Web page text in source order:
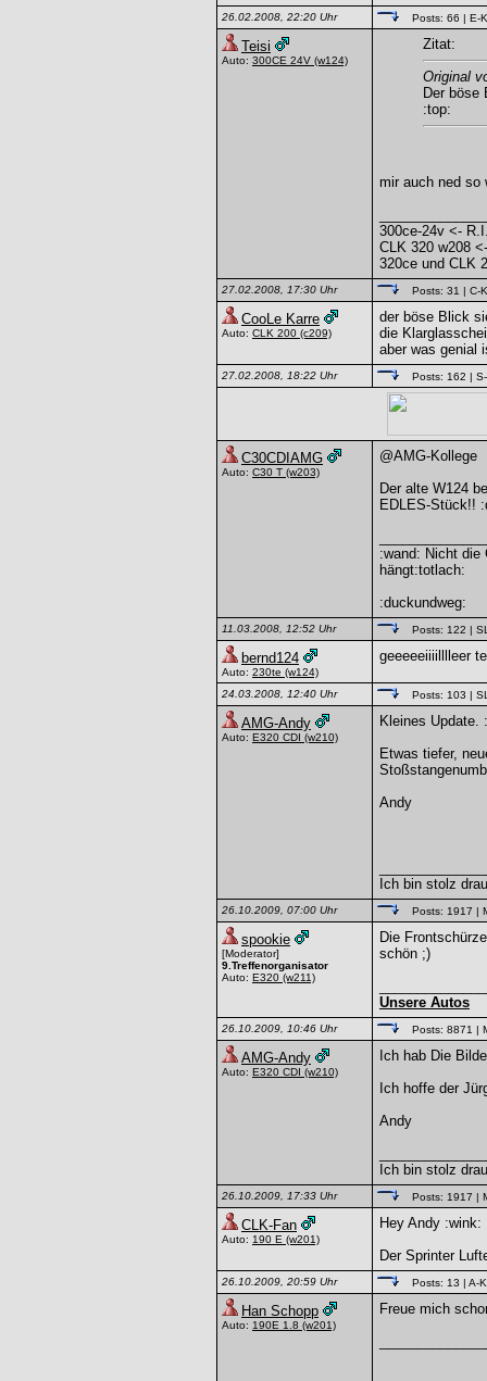
26.02.2008, 22:20 Uhr Posts: 66 | E-
Teisi
Auto: 300CE 24V (w124)
Zitat:
Original
Der böse
:top:
mir auch ned so
300ce-24v <-
CLK 320 w208
320ce und CLK
27.02.2008, 17:30 Uhr Posts: 31 | C-
CooLe Karre
Auto: CLK 200 (c209)
der böse Blick
die
aber was genial
27.02.2008, 18:22 Uhr Posts: 162 |
C30CDIAMG
Auto: C30 T (w203)
@AMG-Kollege
Der alte W124
EDLES-Stück!!
:wand: Nicht die
hängt:totlach:
:duckundweg:
11.03.2008, 12:52 Uhr Posts: 122 |
bernd124
Auto: 230te (w124)
geeeeeiiiilllleer
24.03.2008, 12:40 Uhr Posts: 103 |
AMG-Andy
Auto: E320 CDI (w210)
Kleines Update.
Etwas tiefer,
Andy
Ich bin stolz
26.10.2009, 07:00 Uhr Posts: 1917 |
spookie
[Moderator]
9.Treffenorganisator
Auto: E320 (w211)
Die
schön ;)
Unsere Autos
26.10.2009, 10:46 Uhr Posts: 8871 |
AMG-Andy
Auto: E320 CDI (w210)
Ich hab Die
Ich hoffe der
Andy
Ich bin stolz
26.10.2009, 17:33 Uhr Posts: 1917 |
CLK-Fan
Auto: 190 E (w201)
Hey Andy :wink:
Der Sprinter
26.10.2009, 20:59 Uhr Posts: 13 | A-
Han Schopp
Auto: 190E 1.8 (w201)
Freue mich